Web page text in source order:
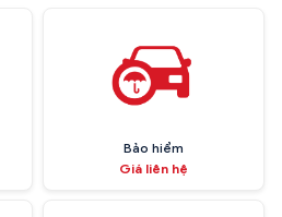
Bảo hiểm
Giá liên hệ